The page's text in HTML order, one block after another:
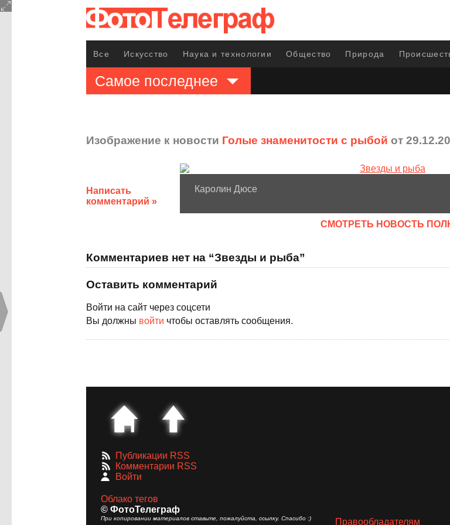
Все Искусство Наука и технологии Общество Природа
Самое последнее
Изображение к новости Голые знаменитости с рыбой от
Написать
комментарий »
Каролин Дюсе
CМОТРЕТЬ НОВОСТЬ
Комментариев нет на “Звезды и рыба”
Оставить комментарий
Войти на сайт через соцсети
Вы должны войти чтобы оставлять сообщения.
Публикации RSS
Комментарии RSS
Войти
Облако тегов
© ФотоТелеграф
При копировании материалов ставьте, пожалуйста, ссылку. Спасибо :) Правообладателям